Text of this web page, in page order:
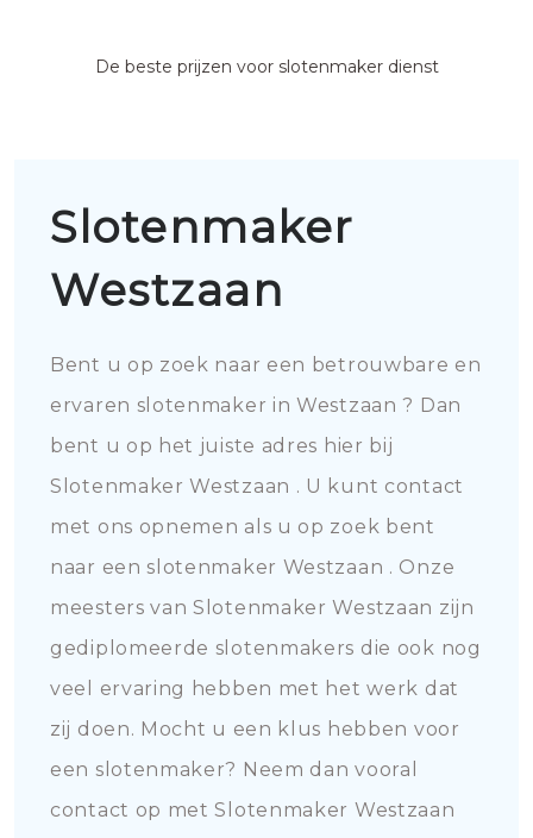
De beste prijzen voor slotenmaker dienst
Slotenmaker
Westzaan
Bent u op zoek naar een betrouwbare en
ervaren slotenmaker in Westzaan ? Dan
bent u op het juiste adres hier bij
Slotenmaker Westzaan . U kunt contact
met ons opnemen als u op zoek bent
naar een slotenmaker Westzaan . Onze
meesters van Slotenmaker Westzaan zijn
gediplomeerde slotenmakers die ook nog
veel ervaring hebben met het werk dat
zij doen. Mocht u een klus hebben voor
een slotenmaker? Neem dan vooral
contact op met Slotenmaker Westzaan